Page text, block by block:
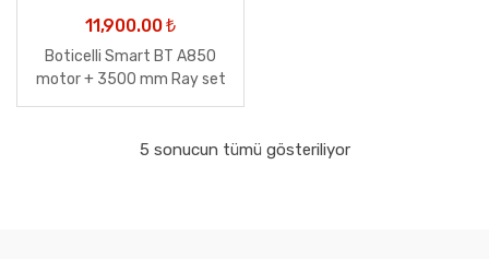
11,900.00₺
Boticelli Smart BT A850
motor + 3500 mm Ray set
5 sonucun tümü gösteriliyor